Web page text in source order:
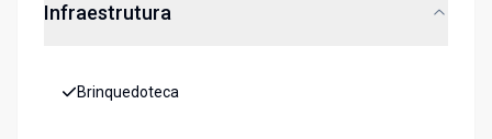
Infraestrutura
Brinquedoteca